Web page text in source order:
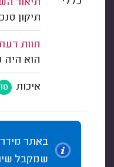
תיאור
תיקון
חוות
הוא היה
איכות 10
באתר
שמקבל